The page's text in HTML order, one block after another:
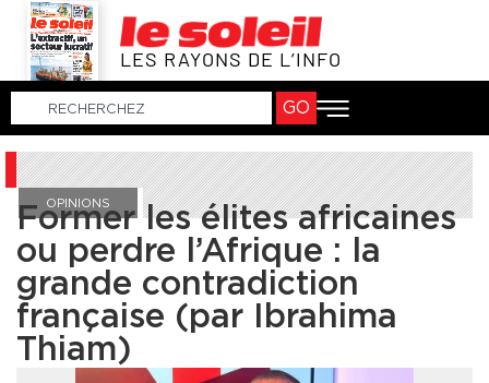
LES RAYONS DE L’INFO
GO
OPINIONS
Former les élites africaines
ou perdre l’Afrique : la
grande contradiction
française (par Ibrahima
Thiam)